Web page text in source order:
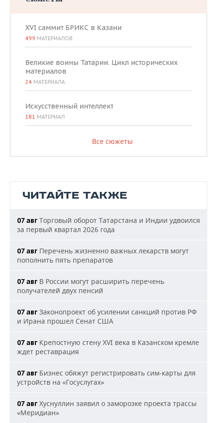
XVI саммит БРИКС в Казани
499 МАТЕРИАЛОВ
Великие воины Татарии. Цикл исторических
материалов
24 МАТЕРИАЛА
Искусственный интеллект
181 МАТЕРИАЛ
Все сюжеты
ЧИТАЙТЕ ТАКЖЕ
07 авг Торговый оборот Татарстана и Индии удвоился
за первый квартал 2026 года
07 авг Перечень жизненно важных лекарств могут
пополнить пять препаратов
07 авг В России могут расширить перечень
получателей двух пенсий
07 авг Законопроект об усилении санкций против РФ
и Ирана прошел Сенат США
07 авг Крепостную стену XVI века в Казанском кремле
ждет реставрация
07 авг Бизнес обяжут регистрировать сим-карты для
устройств на «Госуслугах»
07 авг Хуснуллин заявил о заморозке проекта трассы
«Меридиан»